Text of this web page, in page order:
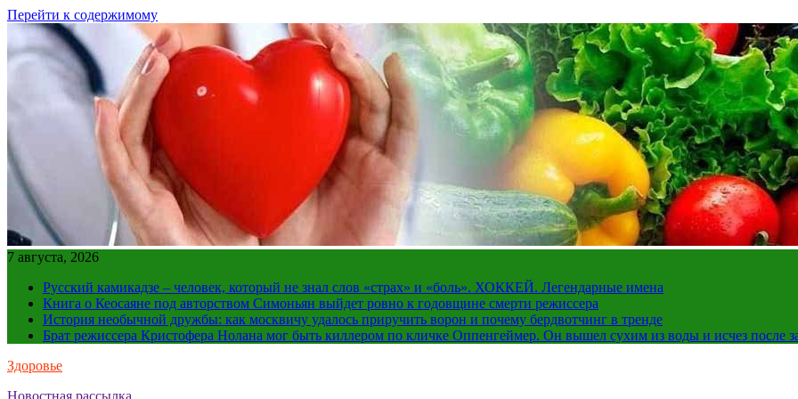
Перейти к содержимому
7 августа, 2026
Русский камикадзе – человек, который не знал слов «страх» и «боль». ХОККЕЙ. Легендарные имена
Книга о Кеосаяне под авторством Симоньян выйдет ровно к годовщине смерти режиссера
История необычной дружбы: как москвичу удалось приручить ворон и почему бердвотчинг в тренде
Брат режиссера Кристофера Нолана мог быть киллером по кличке Оппенгеймер. Он вышел сухим из воды и исчез после
Здоровье
Новостная рассылка